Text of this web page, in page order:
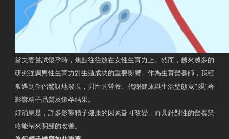
當夫妻嘗試懷孕時，焦點往往放在女性生育力上。然而，越來越多的
研究強調男性生育力對生殖成功的重要影響。作為生育營養師，我經
常遇到伴侶驚訝地發現，男性的營養、代謝健康與生活型態竟能顯著
影響精子品質及懷孕結果。
好消息是，許多影響精子健康的因素皆可改變，而具針對性的營養策
略能帶來明顯的改善。